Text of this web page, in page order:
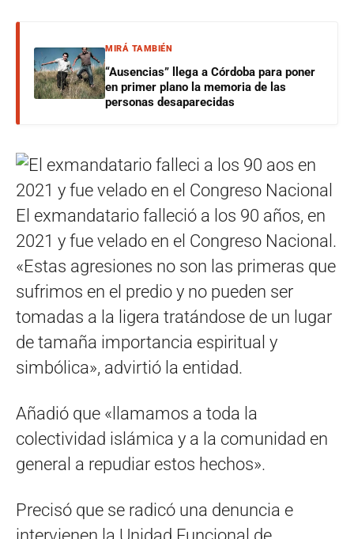
MIRÁ TAMBIÉN
“Ausencias” llega a Córdoba para poner
en primer plano la memoria de las
personas desaparecidas
El exmandatario falleció a los 90 años, en
2021 y fue velado en el Congreso Nacional.
«Estas agresiones no son las primeras que
sufrimos en el predio y no pueden ser
tomadas a la ligera tratándose de un lugar
de tamaña importancia espiritual y
simbólica», advirtió la entidad.
Añadió que «llamamos a toda la
colectividad islámica y a la comunidad en
general a repudiar estos hechos».
Precisó que se radicó una denuncia e